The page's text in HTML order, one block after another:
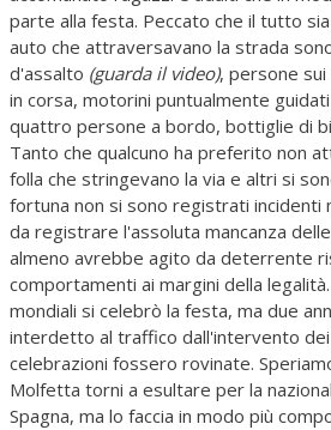
parte alla festa. Peccato che il tutto
auto che attraversavano la strada
d'assalto (guarda il video), persone
in corsa, motorini puntualmente
quattro persone a bordo, bottiglie di
Tanto che qualcuno ha preferito non
folla che stringevano la via e altri si
fortuna non si sono registrati incidenti
da registrare l'assoluta mancanza
almeno avrebbe agito da deterrente
comportamenti ai margini della
mondiali si celebrò la festa, ma due
interdetto al traffico dall'intervento dei
celebrazioni fossero rovinate.
Molfetta torni a esultare per la
Spagna, ma lo faccia in modo più